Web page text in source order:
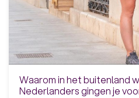
Waarom in het buitenland
Nederlanders gingen je